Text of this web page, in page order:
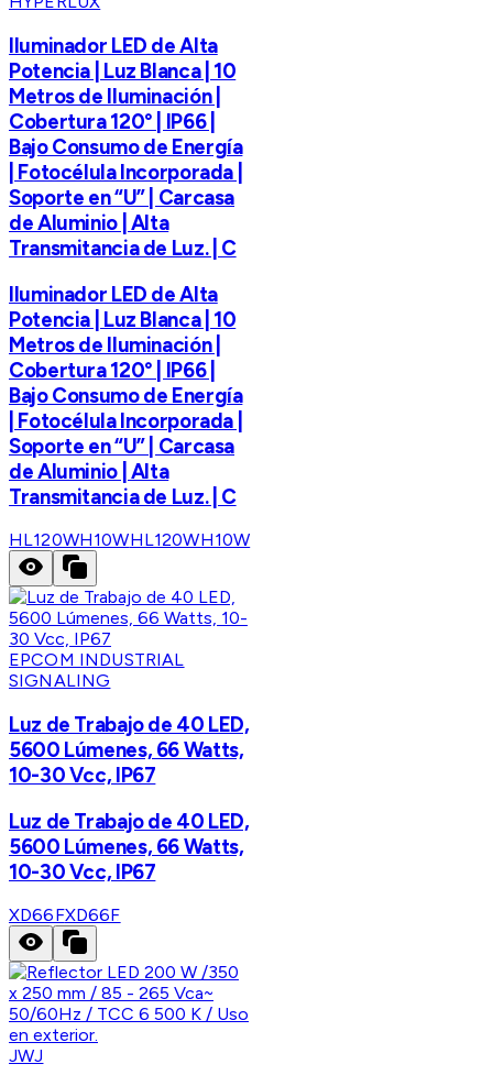
Iluminador LED de Alta
Potencia | Luz Blanca | 10
Metros de Iluminación |
Cobertura 120° | IP66 |
Bajo Consumo de Energía
| Fotocélula Incorporada |
Soporte en “U” | Carcasa
de Aluminio | Alta
Transmitancia de Luz. | C
Iluminador LED de Alta
Potencia | Luz Blanca | 10
Metros de Iluminación |
Cobertura 120° | IP66 |
Bajo Consumo de Energía
| Fotocélula Incorporada |
Soporte en “U” | Carcasa
de Aluminio | Alta
Transmitancia de Luz. | C
HL120WH10WHL120WH10W
EPCOM INDUSTRIAL
SIGNALING
Luz de Trabajo de 40 LED,
5600 Lúmenes, 66 Watts,
10-30 Vcc, IP67
Luz de Trabajo de 40 LED,
5600 Lúmenes, 66 Watts,
10-30 Vcc, IP67
XD66FXD66F
JWJ